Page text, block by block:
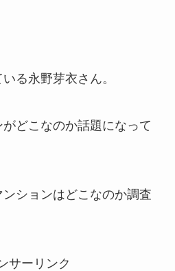
る永野芽衣さん。
どこなのか話題になって
ションはどこなのか調査
サーリンク